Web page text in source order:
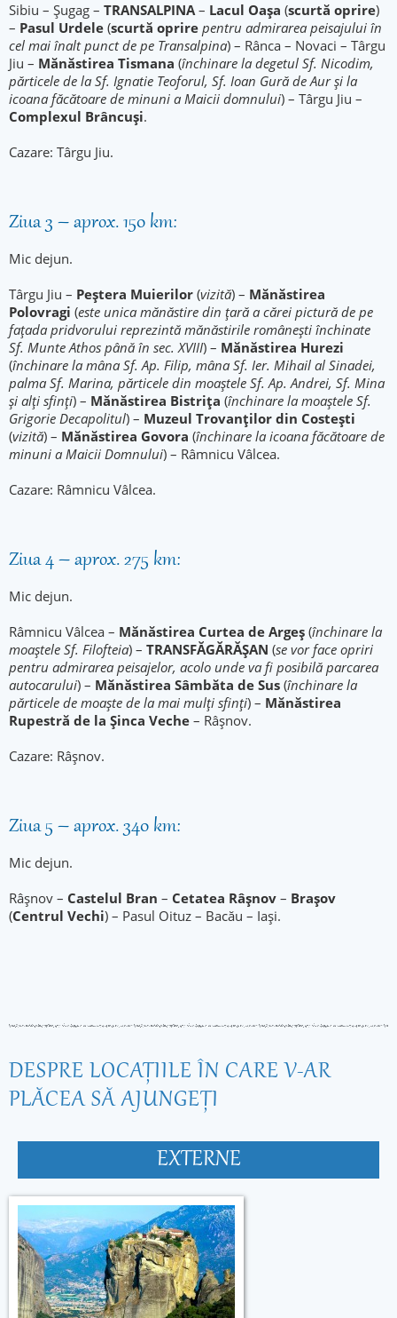
Sibiu – Șugag – TRANSALPINA– Lacul Oașa (scurtă oprire)
– Pasul Urdele (scurtă oprire pentru admirarea peisajului în
cel mai înalt punct de pe Transalpina) – Rânca – Novaci – Târgu
Jiu – Mănăstirea Tismana (închinare la degetul Sf. Nicodim,
părticele de la Sf. Ignatie Teoforul, Sf. Ioan Gură de Aur și la
icoana făcătoare de minuni a Maicii domnului) – Târgu Jiu –
Complexul Brâncuși.
Cazare: Târgu Jiu.
Ziua 3 – aprox. 150 km:
Mic dejun.
Târgu Jiu – Peștera Muierilor (vizită) – Mănăstirea
Polovragi (este unica mănăstire din țară a cărei pictură de pe
fațada pridvorului reprezintă mănăstirile românești închinate
Sf. Munte Athos până în sec.XVIII) – Mănăstirea Hurezi
(închinare la mâna Sf. Ap. Filip, mâna Sf. Ier. Mihail al Sinadei,
palma Sf. Marina, părticele din moaștele Sf. Ap. Andrei, Sf. Mina
și alți sfinți) – Mănăstirea Bistrița (închinare la moaștele Sf.
Grigorie Decapolitul) – Muzeul Trovanților din Costești
(vizită) – Mănăstirea Govora (închinare la icoana făcătoare de
minuni a Maicii Domnului) – Râmnicu Vâlcea.
Cazare: Râmnicu Vâlcea.
Ziua 4 – aprox. 275 km:
Mic dejun.
Râmnicu Vâlcea – Mănăstirea Curtea de Argeș (închinare la
moaștele Sf. Filofteia) – TRANSFĂGĂRĂȘAN (se vor face opriri
pentru admirarea peisajelor, acolo unde va fi posibilă parcarea
autocarului) – Mănăstirea Sâmbăta de Sus (închinare la
părticele de moaște de la mai mulți sfinți) – Mănăstirea
Rupestră de la Șinca Veche – Râșnov.
Cazare: Râșnov.
Ziua 5 – aprox. 340 km:
Mic dejun.
Râșnov – Castelul Bran – Cetatea Râșnov – Brașov
(Centrul Vechi) – Pasul Oituz – Bacău – Iași.
DESPRE LOCAŢIILE ÎN CARE V-AR
PLĂCEA SĂ AJUNGEŢI
EXTERNE